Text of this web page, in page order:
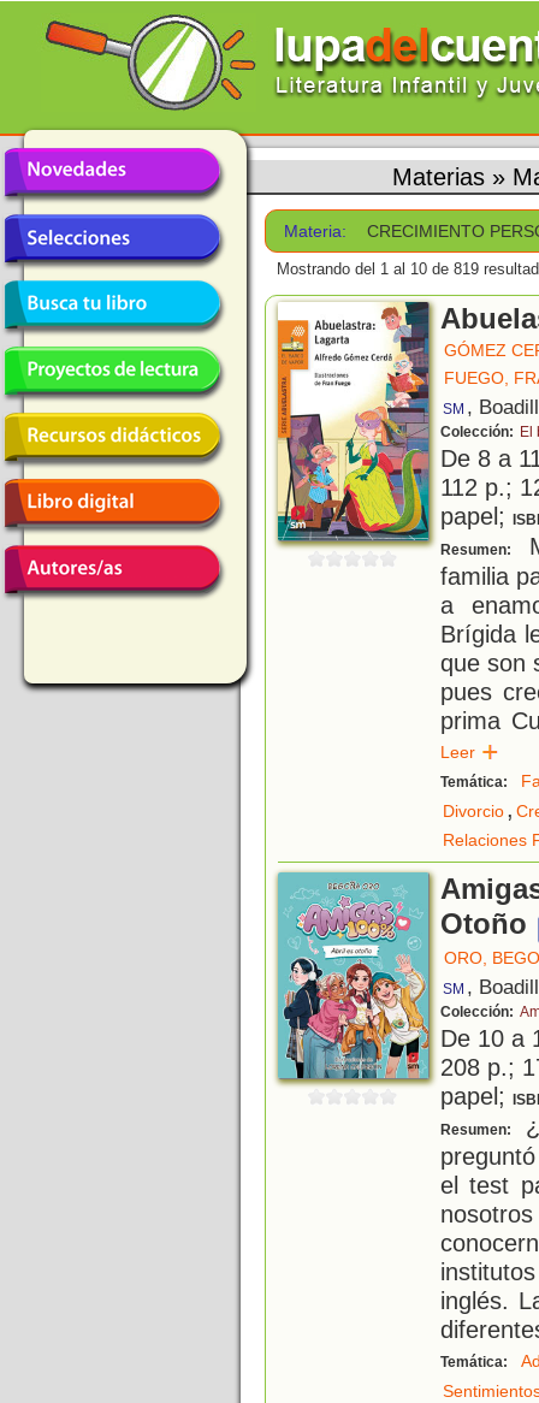
Materias »
Materia: CRECIMIENTO
Mostrando del 1 al 10 de 819
GÓMEZ
FUEGO,
SM ,
Colección: El
De 8 a
112 p.;
papel;
Resumen:
familia
a
Brígida
que son
pues
prima
Leer
Temática:
Divorcio,
Relaciones
Otoño
ORO,
SM ,
Colección:
De 10 a
208 p.;
papel;
Resumen:
el test
inglés.
Temática: